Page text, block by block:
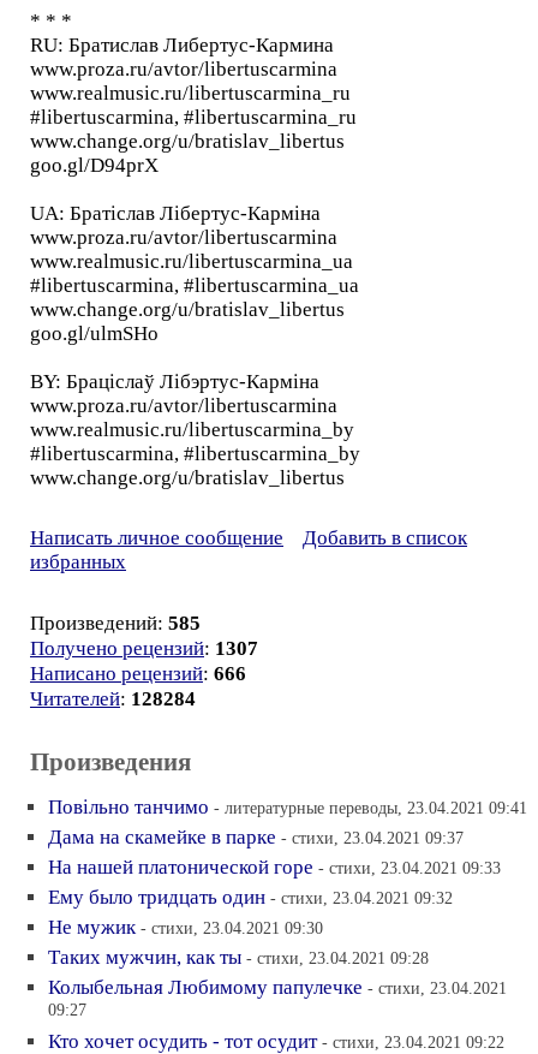
* * *
RU: Братислав Либертус-Кармина
www.proza.ru/avtor/libertuscarmina
www.realmusic.ru/libertuscarmina_ru
#libertuscarmina, #libertuscarmina_ru
www.change.org/u/bratislav_libertus
goo.gl/D94prX
UA: Братіслав Лібертус-Карміна
www.proza.ru/avtor/libertuscarmina
www.realmusic.ru/libertuscarmina_ua
#libertuscarmina, #libertuscarmina_ua
www.change.org/u/bratislav_libertus
goo.gl/ulmSHo
BY: Браціслаў Лібэртус-Карміна
www.proza.ru/avtor/libertuscarmina
www.realmusic.ru/libertuscarmina_by
#libertuscarmina, #libertuscarmina_by
www.change.org/u/bratislav_libertus
Написать личное сообщение
Добавить в список
избранных
Произведений: 585
Получено рецензий: 1307
Написано рецензий: 666
Читателей: 128284
Произведения
Повiльно танчимо - литературные переводы, 23.04.2021 09:41
Дама на скамейке в парке - стихи, 23.04.2021 09:37
На нашей платонической горе - стихи, 23.04.2021 09:33
Ему было тридцать один - стихи, 23.04.2021 09:32
Не мужик - стихи, 23.04.2021 09:30
Таких мужчин, как ты - стихи, 23.04.2021 09:28
Колыбельная Любимому папулечке - стихи, 23.04.2021
09:27
Кто хочет осудить - тот осудит - стихи, 23.04.2021 09:22